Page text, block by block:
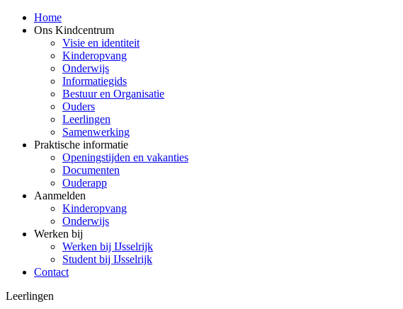
Home
Ons Kindcentrum
Visie en identiteit
Kinderopvang
Onderwijs
Informatiegids
Bestuur en Organisatie
Ouders
Leerlingen
Samenwerking
Praktische informatie
Openingstijden en vakanties
Documenten
Ouderapp
Aanmelden
Kinderopvang
Onderwijs
Werken bij
Werken bij IJsselrijk
Student bij IJsselrijk
Contact
Leerlingen